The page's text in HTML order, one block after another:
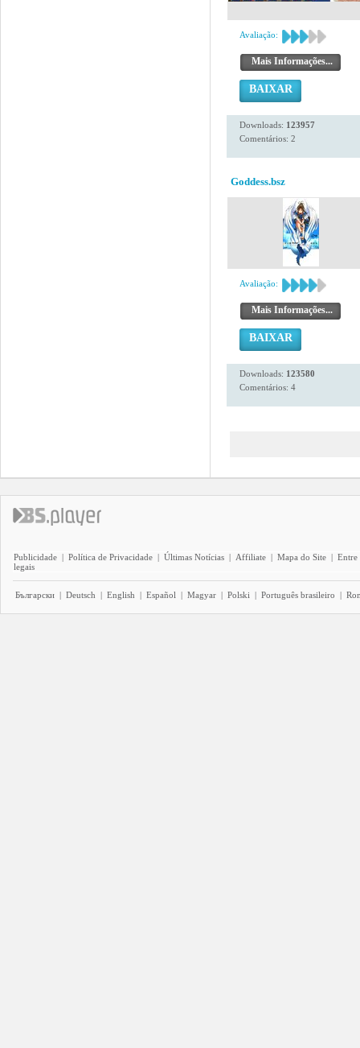
Avaliação:
Mais Informações...
BAIXAR
Downloads: 123957
Comentários: 2
Goddess.bsz
Avaliação:
Mais Informações...
BAIXAR
Downloads: 123580
Comentários: 4
Publicidade | Política de Privacidade | Últimas Notícias | Affiliate | Mapa do Site | Entre
legais
Български | Deutsch | English | Español | Magyar | Polski | Português brasileiro |